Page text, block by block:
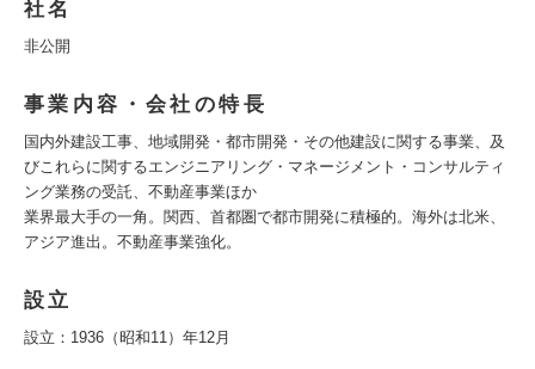
社名
非公開
事業内容・会社の特長
国内外建設工事、地域開発・都市開発・その他建設に関する事業、及
びこれらに関するエンジニアリング・マネージメント・コンサルティ
ング業務の受託、不動産事業ほか
業界最大手の一角。関西、首都圏で都市開発に積極的。海外は北米、
アジア進出。不動産事業強化。
設立
設立：1936（昭和11）年12月